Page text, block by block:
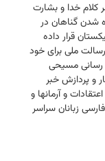
كلام خدا و بشارت
شدن گناهان در
قرار داده
ملی برای خود
رسانی مسیحی
و پردازش خبر
و آرمانها و
زبانان سراسر